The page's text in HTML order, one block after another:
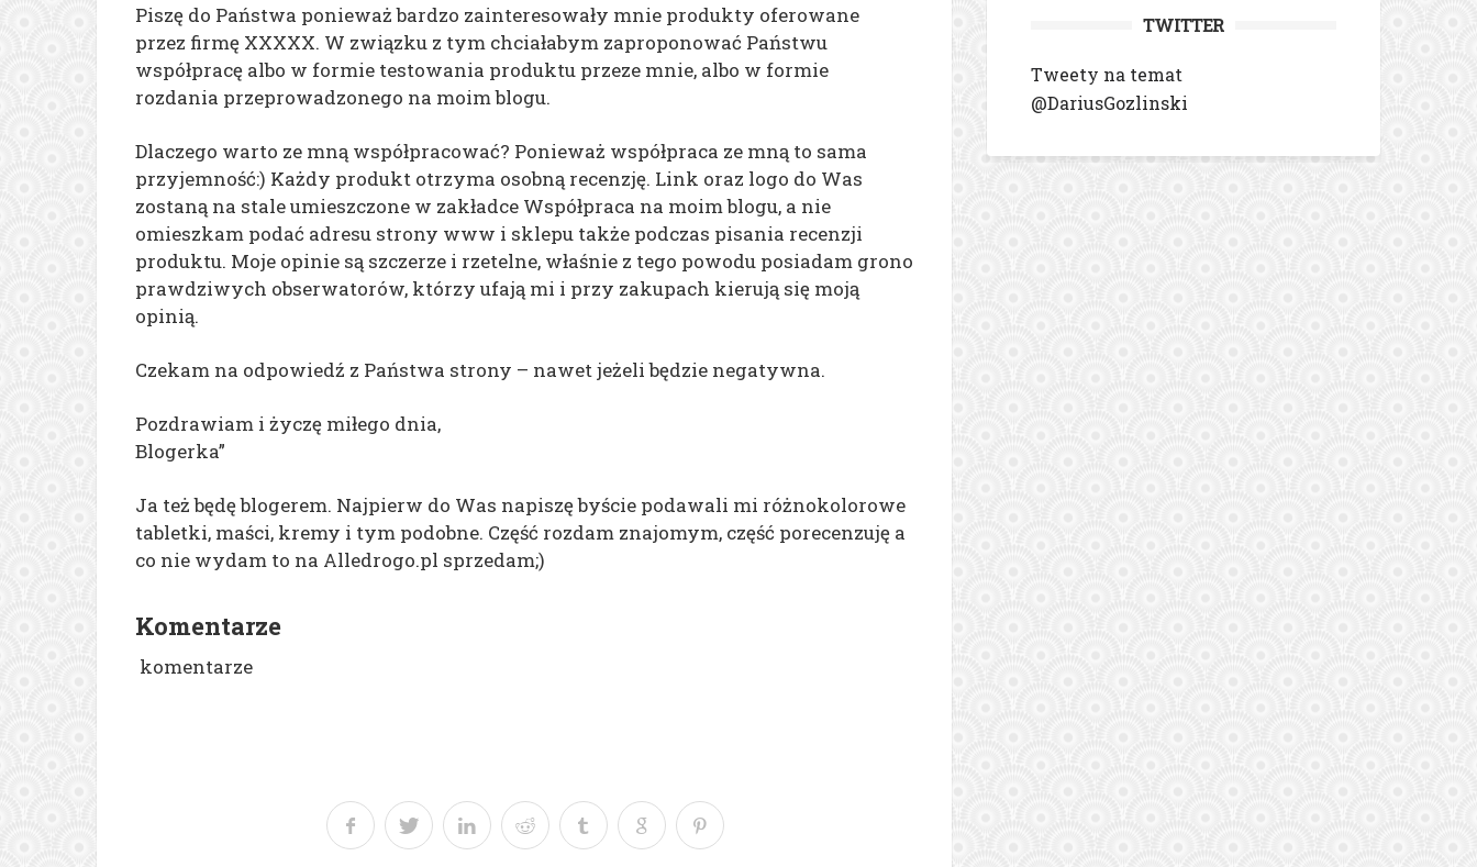
Piszę do Państwa ponieważ bardzo zainteresowały mnie produkty oferowane
przez firmę XXXXX. W związku z tym chciałabym zaproponować Państwu
współpracę albo w formie testowania produktu przeze mnie, albo w formie
rozdania przeprowadzonego na moim blogu.
Dlaczego warto ze mną współpracować? Ponieważ współpraca ze mną to sama
przyjemność:) Każdy produkt otrzyma osobną recenzję. Link oraz logo do Was
zostaną na stale umieszczone w zakładce Współpraca na moim blogu, a nie
omieszkam podać adresu strony www i sklepu także podczas pisania recenzji
produktu. Moje opinie są szczerze i rzetelne, właśnie z tego powodu posiadam grono
prawdziwych obserwatorów, którzy ufają mi i przy zakupach kierują się moją
opinią.
Czekam na odpowiedź z Państwa strony – nawet jeżeli będzie negatywna.
Pozdrawiam i życzę miłego dnia,
Blogerka”
Ja też będę blogerem. Najpierw do Was napiszę byście podawali mi różnokolorowe
tabletki, maści, kremy i tym podobne. Część rozdam znajomym, część porecenzuję a
co nie wydam to na Alledrogo.pl sprzedam;)
Komentarze
komentarze
TWITTER
Tweety na temat
@DariusGozlinski